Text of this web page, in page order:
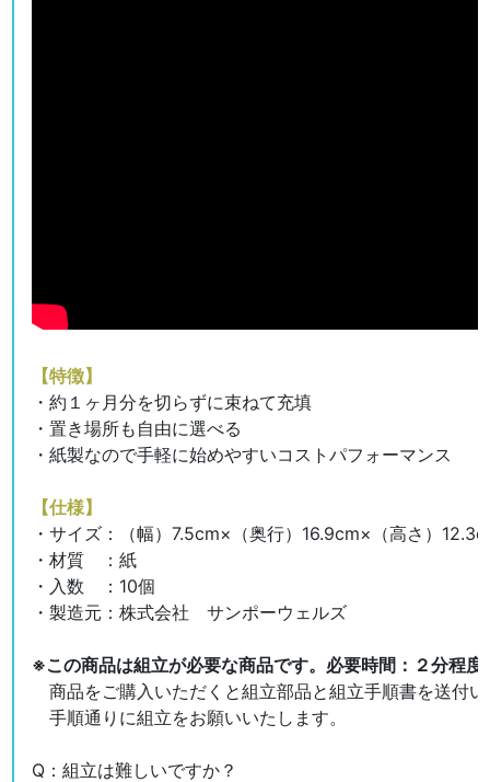
【特徴】
・約１ヶ月分を切らずに束ねて充填
・置き場所も自由に選べる
・紙製なので手軽に始めやすいコストパフォーマンス
【仕様】
・サイズ：（幅）7.5cm×（奥行）16.9cm×（高さ）
・材質 ：紙
・入数 ：10個
・製造元：株式会社 サンポーウェルズ
※この商品は組立が必要な商品です。必要時間：２分程度
商品をご購入いただくと組立部品と組立手順書を送付
手順通りに組立をお願いいたします。
Q：組立は難しいですか？